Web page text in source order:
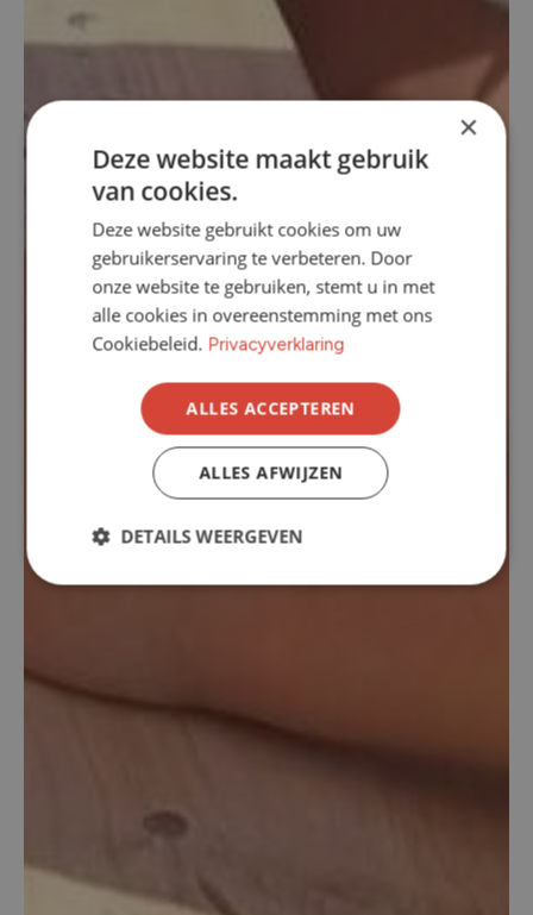
×
Deze website maakt gebruik
van cookies.
Deze website gebruikt cookies om uw
gebruikerservaring te verbeteren. Door
onze website te gebruiken, stemt u in met
alle cookies in overeenstemming met ons
Cookiebeleid. Privacyverklaring
ALLES ACCEPTEREN
ALLES AFWIJZEN
DETAILS WEERGEVEN